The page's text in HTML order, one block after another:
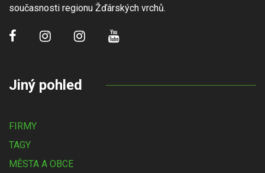
současnosti regionu Žďárských vrchů.
Jiný pohled
FIRMY
TAGY
MĚSTA A OBCE